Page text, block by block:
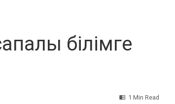
білімге
1 Min Read